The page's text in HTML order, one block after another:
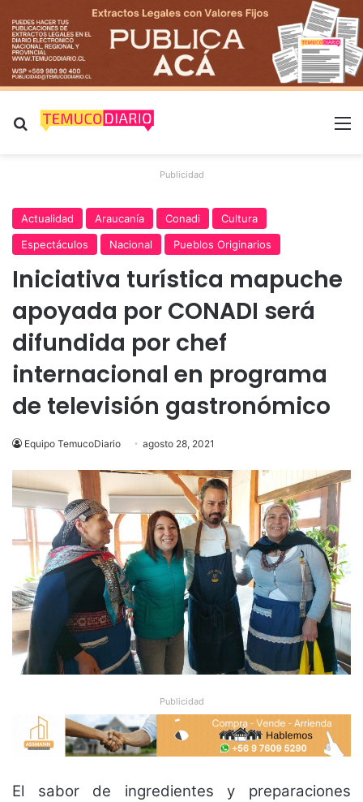
Buscar por
Publicidad
Actualidad Araucanía Conadi
Cultura
Espectáculos
Nacional Pueblos Originarios
Iniciativa turística mapuche
apoyada por CONADI será
difundida por chef
internacional en programa
de televisión gastronómico
Equipo TemucoDiario agosto 28, 2021
Publicidad
El sabor de ingredientes y preparaciones